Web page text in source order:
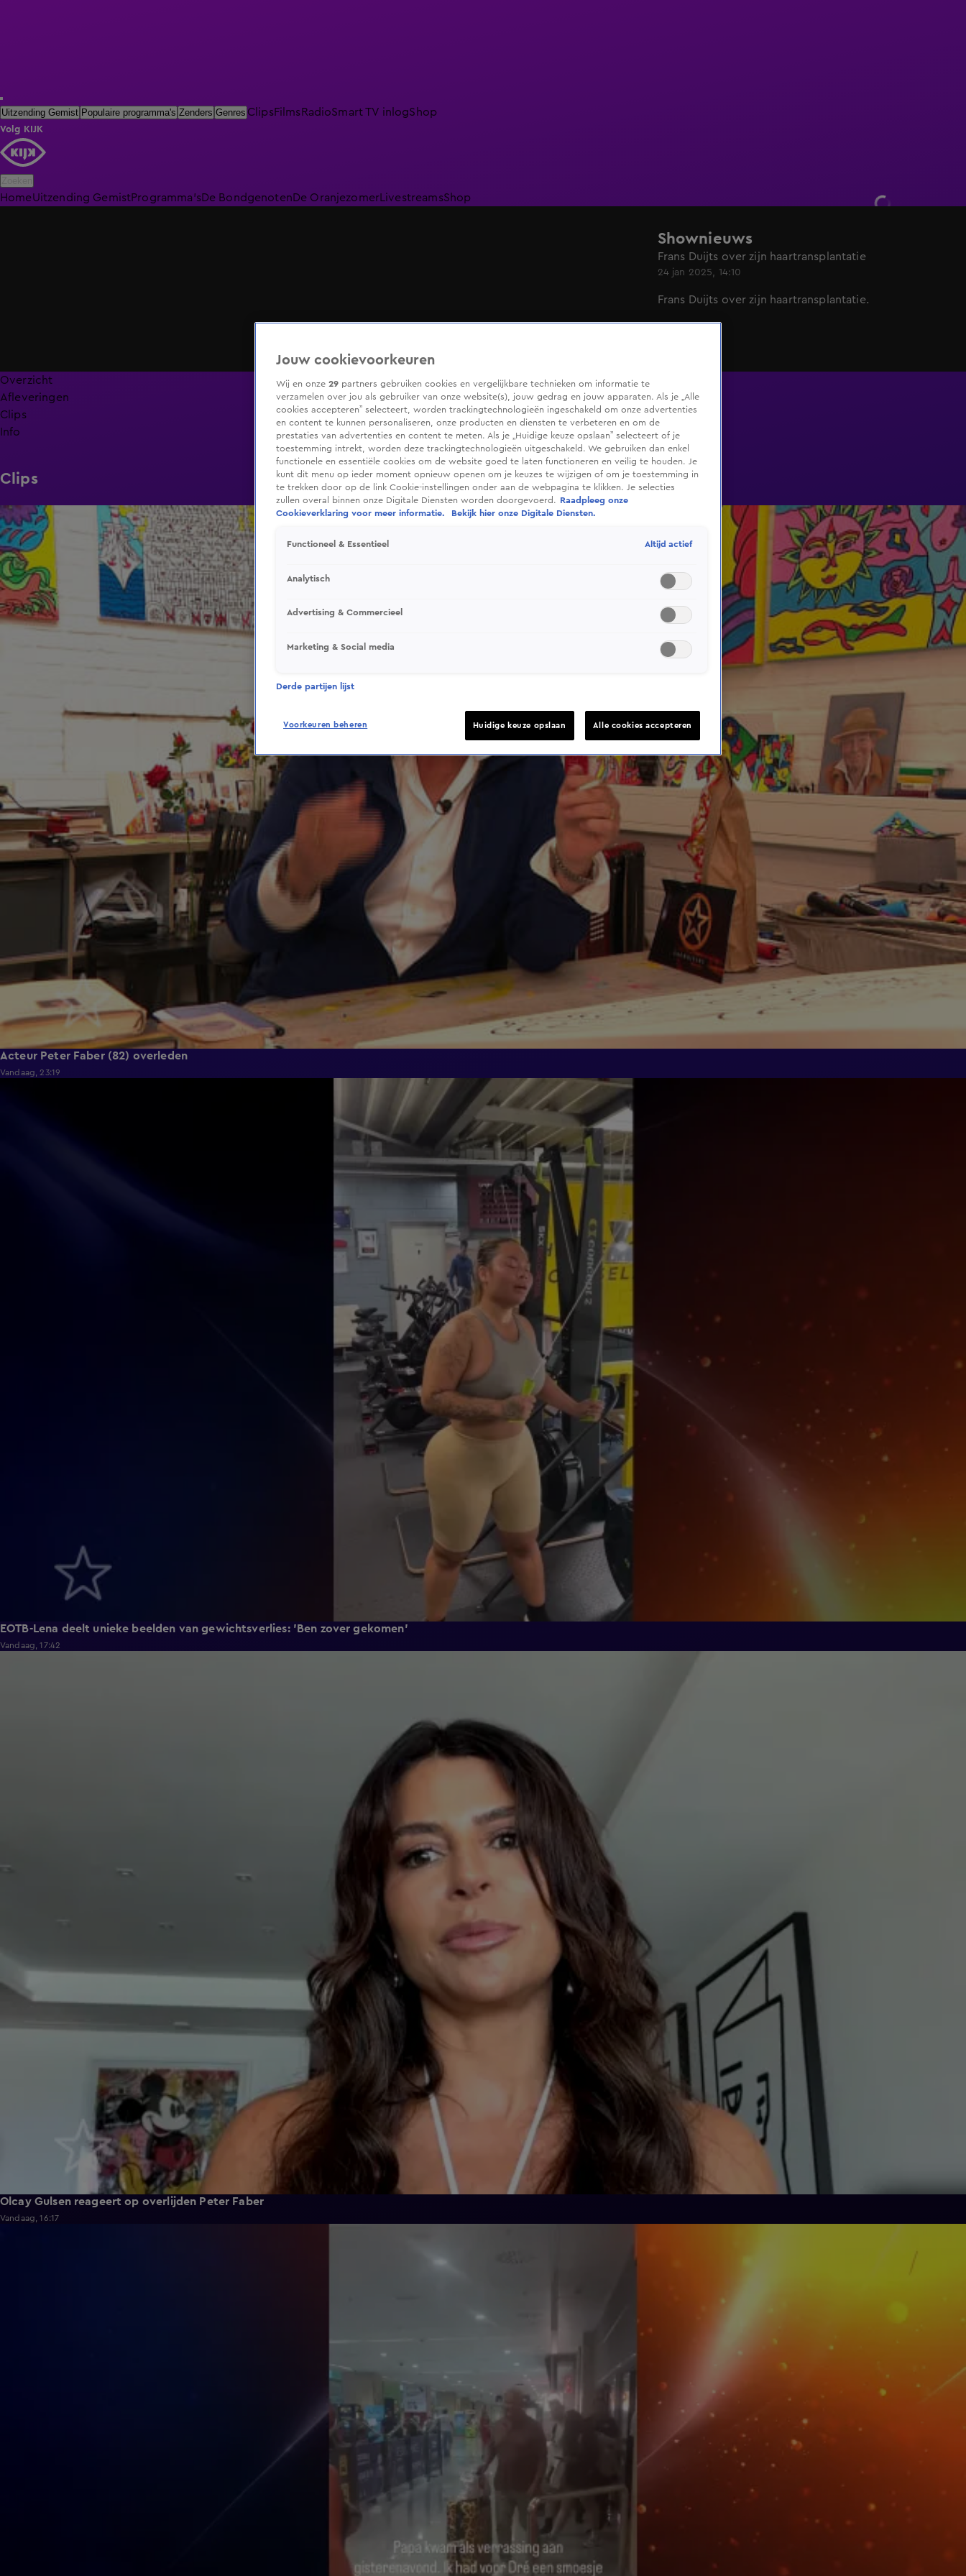
Uitzending Gemist Populaire programma's Zenders Genres ClipsFilmsRadioSmart TV inlogShop
Volg KIJK
HomeUitzending GemistProgramma'sDe BondgenotenDe Oranjezomer LivestreamsShop
Shownieuws
Frans Duijts over zijn haartransplantatie
24 jan 2025, 14:10
Frans Duijts over zijn haartransplantatie.
Overzicht
Afleveringen
Clips
Info
Clips
2:11
Acteur Peter Faber (82) overleden
Vandaag, 23:19
EOTB-Lena deelt unieke beelden van gewichtsverlies: 'Ben zover gekomen'
Vandaag, 17:42
Olcay Gulsen reageert op overlijden Peter Faber
Vandaag, 16:17
Jouw cookievoorkeuren
Wij en onze 29 partners gebruiken cookies en vergelijkbare technieken om informatie te
verzamelen over jou als gebruiker van onze website(s), jouw gedrag en jouw apparaten. Als je „Alle
cookies accepteren” selecteert, worden trackingtechnologieën ingeschakeld om onze advertenties
en content te kunnen personaliseren, onze producten en diensten te verbeteren en om de
prestaties van advertenties en content te meten. Als je „Huidige keuze opslaan” selecteert of je
toestemming intrekt, worden deze trackingtechnologieën uitgeschakeld. We gebruiken dan enkel
functionele en essentiële cookies om de website goed te laten functioneren en veilig te houden. Je
kunt dit menu op ieder moment opnieuw openen om je keuzes te wijzigen of om je toestemming in
te trekken door op de link Cookie-instellingen onder aan de webpagina te klikken. Je selecties
zullen overal binnen onze Digitale Diensten worden doorgevoerd.
Raadpleeg onze
Cookieverklaring voor meer informatie.
Bekijk hier onze Digitale Diensten.
Functioneel & Essentieel Altijd actief
Analytisch
Advertising & Commercieel
Marketing & Social media
Derde partijen lijst
Voorkeuren beheren Huidige keuze opslaan Alle cookies accepteren